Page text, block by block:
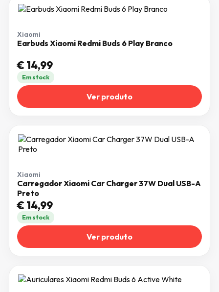
Xiaomi
Earbuds Xiaomi Redmi Buds 6 Play Branco
€14,99
Em stock
Ver produto
Xiaomi
Carregador Xiaomi Car Charger 37W Dual USB-A
Preto
€14,99
Em stock
Ver produto